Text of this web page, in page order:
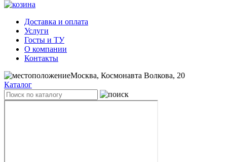
Доставка и оплата
Услуги
Госты и ТУ
О компании
Контакты
Москва, Космонавта Волкова, 20
Каталог